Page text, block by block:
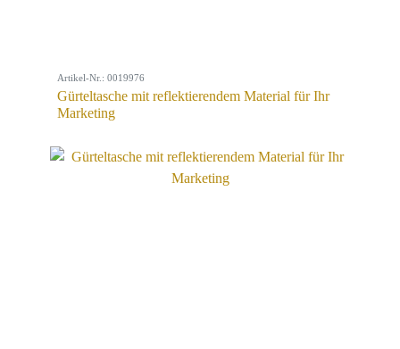
Artikel-Nr.: 0019976
Gürteltasche mit reflektierendem Material für Ihr
Marketing